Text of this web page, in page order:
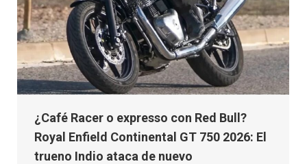
¿Café Racer o expresso con Red Bull?
Royal Enfield Continental GT 750 2026: El
trueno Indio ataca de nuevo